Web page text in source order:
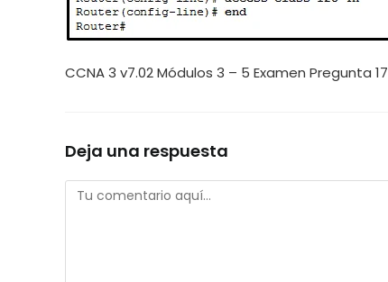
CCNA 3 v7.02 Módulos 3 – 5 Examen Pregunta 17
Deja una respuesta
Comentario